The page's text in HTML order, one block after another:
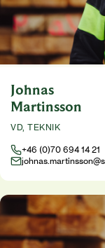
Johnas
Martinsson
VD, TEKNIK
+46 (0)70 694 14 21